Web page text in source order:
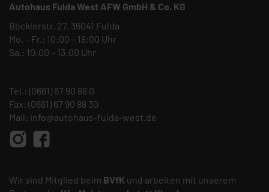
Autohaus Fulda West AFW GmbH & Co. KG
Böcklerstr. 27, 36041 Fulda
Mo. – Fr.: 10:00 – 18:00 Uhr
Sa.: 10:00 – 13:00 Uhr
Tel.: (0661) 67 90 88 0
Fax: (0661) 67 90 88 30
Mail: info@autohaus-fulda-west.de
Wir sind Mitglied beim BVfK und arbeiten mit unserem